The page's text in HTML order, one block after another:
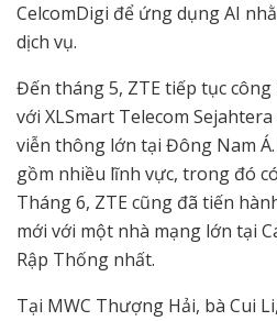
CelcomDigi để ứng dụng AI
dịch vụ.
Đến tháng 5, ZTE tiếp tục
với XLSmart Telecom
viễn thông lớn tại Đông Nam
gồm nhiều lĩnh vực, trong đó
Tháng 6, ZTE cũng đã tiến
mới với một nhà mạng lớn tại
Rập Thống nhất.
Tại MWC Thượng Hải, bà Cui